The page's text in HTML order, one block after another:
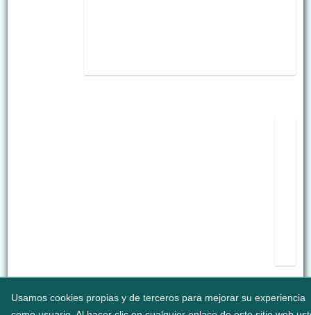
Usamos cookies propias y de terceros para mejorar su experiencia